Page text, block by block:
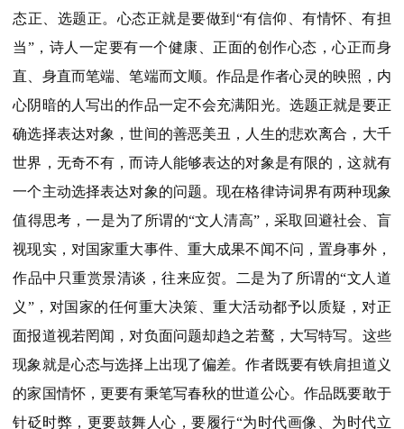
态正、选题正。心态正就是要做到“有信仰、有情怀、有担
当”，诗人一定要有一个健康、正面的创作心态，心正而身
直、身直而笔端、笔端而文顺。作品是作者心灵的映照，内
心阴暗的人写出的作品一定不会充满阳光。选题正就是要正
确选择表达对象，世间的善恶美丑，人生的悲欢离合，大千
世界，无奇不有，而诗人能够表达的对象是有限的，这就有
一个主动选择表达对象的问题。现在格律诗词界有两种现象
值得思考，一是为了所谓的“文人清高”，采取回避社会、盲
视现实，对国家重大事件、重大成果不闻不问，置身事外，
作品中只重赏景清谈，往来应贺。二是为了所谓的“文人道
义”，对国家的任何重大决策、重大活动都予以质疑，对正
面报道视若罔闻，对负面问题却趋之若鹜，大写特写。这些
现象就是心态与选择上出现了偏差。作者既要有铁肩担道义
的家国情怀，更要有秉笔写春秋的世道公心。作品既要敢于
针砭时弊，更要鼓舞人心，要履行“为时代画像、为时代立